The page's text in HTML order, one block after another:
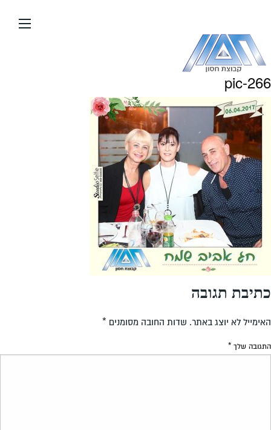
העמוד
pic-266
כתיבת תגובה
האימייל לא יוצג באתר. שדות החובה מסומנים *
התגובה שלך *